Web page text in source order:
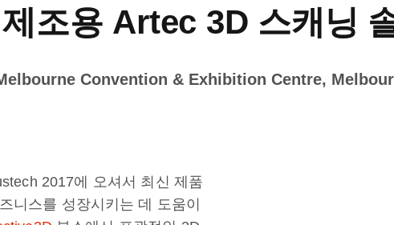
조용 Artec 3D 스캐닝
Convention & Exhibition Centre,
2017에 오셔서 최신 제품
니스를 성장시키는 데 도움이